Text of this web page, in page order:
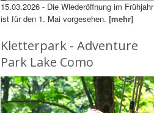
15.03.2026 - Die Wiederöffnung im Frühjahr
ist für den 1. Mai vorgesehen. [mehr]
Kletterpark - Adventure
Park Lake Como